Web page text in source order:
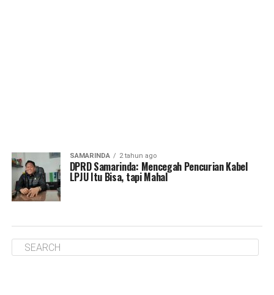
SAMARINDA 2 tahun ago
DPRD Samarinda: Mencegah Pencurian Kabel
LPJU Itu Bisa, tapi Mahal